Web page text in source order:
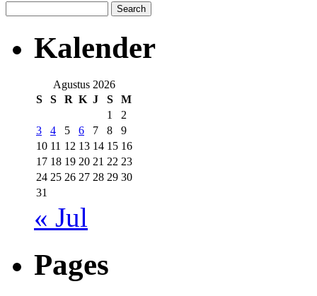
Kalender
Agustus 2026
S
S R K J S
M
1
2
3
4 5 6 7 8
9
10 11 12 13 14 15 16
17 18 19 20 21 22 23
24 25 26 27 28 29 30
31
« Jul
Pages